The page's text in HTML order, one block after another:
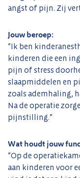
angst of pijn. Zij
Jouw beroep:
”Ik ben
kinderen die een
pijn of stress
slaapmiddelen en
zoals ademhaling,
Na de operatie
pijnstilling.”
Wat houdt jouw
”Op de
aan kinderen voor